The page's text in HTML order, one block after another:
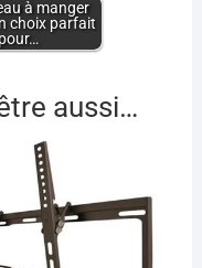
à manger
choix parfait
pour…
aussi…